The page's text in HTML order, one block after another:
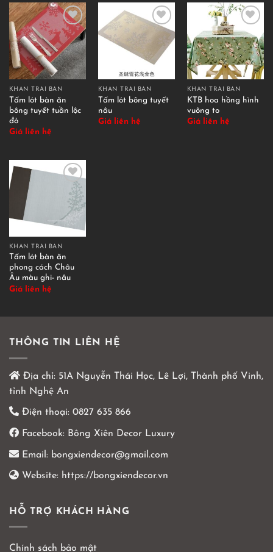
KHĂN TRẢI BÀN
Tấm lót bàn ăn
bông tuyết tuần lộc
đỏ
Giá liên hệ
KHĂN TRẢI BÀN
Tấm lót bông tuyết
nâu
Giá liên hệ
KHĂN TRẢI BÀN
KTB hoa hồng hình
vuông to
Giá liên hệ
KHĂN TRẢI BÀN
Tấm lót bàn ăn
phong cách Châu
Âu màu ghi- nâu
Giá liên hệ
THÔNG TIN LIÊN HỆ
Địa chỉ: 51A Nguyễn Thái Học, Lê Lợi, Thành phố Vinh,
tỉnh Nghệ An
Điện thoại: 0827 635 866
Facebook: Bông Xiên Decor Luxury
Email: bongxiendecor@gmail.com
Website: https://bongxiendecor.vn
HỖ TRỢ KHÁCH HÀNG
Chính sách bảo mật